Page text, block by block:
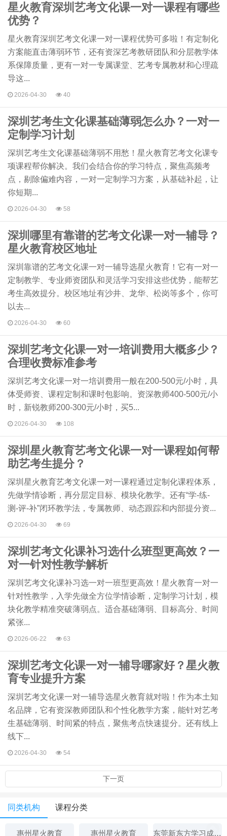
星火教育深圳艺考文化课一对一课程有哪些
优势？
星火教育深圳艺考文化课一对一课程优势可多啦！有定制化
方案能直击薄弱环节，还有资深艺考教研团队和分层教学体
系保障质量，更有一对一专属课堂、艺考专属教材和心理疏
导这...
2026-04-30 40
深圳艺考生文化课基础薄弱怎么办？一对一
定制学习计划
深圳艺考生文化课基础薄弱不用愁！星火教育艺考文化课专
项课程帮你解决。我们会结合你的学习特点，聚焦高频考
点，剔除偏难内容，一对一定制学习方案，从基础补起，让
你短期...
2026-04-30 58
深圳哪里有靠谱的艺考文化课一对一辅导？
星火教育校区地址
深圳靠谱的艺考文化课一对一辅导选星火教育！它有一对一
定制教学、专业师资团队和灵活学习安排这些优势，能帮艺
考生高效提分。校区地址有沙井、龙华、松岗等多个，你可
以去...
2026-04-30 60
深圳艺考文化课一对一培训费用大概多少？
合理收费标准参考
深圳艺考文化课一对一培训费用一般在200-500元/小时，具
体受师资、课程定制和课时包影响。资深教师400-500元/小
时，新锐教师200-300元/小时，买5...
2026-04-30 108
深圳星火教育艺考文化课一对一课程如何帮
助艺考生提分？
深圳星火教育艺考文化课一对一课程通过定制化课程体系，
先做学情诊断，再分层定目标、模块化教学。还有“学-练-
测-评-补”闭环教学法，专属教师、动态跟踪和内部提分资...
2026-04-30 69
深圳艺考文化课补习选什么班型更高效？一
对一针对性教学解析
深圳艺考文化课补习选一对一班型更高效！星火教育一对一
针对性教学，入学先做全方位学情诊断，定制学习计划，模
块化教学精准突破薄弱点。适合基础薄弱、目标高分、时间
紧张...
2026-06-22 63
深圳艺考文化课一对一辅导哪家好？星火教
育专业提升方案
深圳艺考文化课一对一辅导选星火教育就对啦！作为本土知
名品牌，它有资深教师团队和个性化教学方案，能针对艺考
生基础薄弱、时间紧的特点，聚焦考点快速提分。还有线上
线下...
2026-04-30 54
下一页
同类机构 课程分类
惠州星火教育 惠州星火教育 东莞新东方学习成长中心